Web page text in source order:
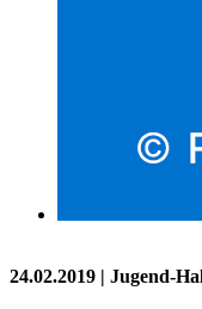
24.02.2019 | Jugend-